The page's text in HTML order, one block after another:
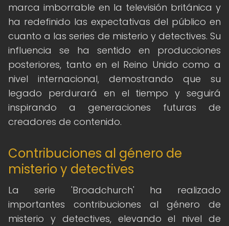
marca imborrable en la televisión británica y
ha redefinido las expectativas del público en
cuanto a las series de misterio y detectives. Su
influencia se ha sentido en producciones
posteriores, tanto en el Reino Unido como a
nivel internacional, demostrando que su
legado perdurará en el tiempo y seguirá
inspirando a generaciones futuras de
creadores de contenido.
Contribuciones al género de
misterio y detectives
La serie 'Broadchurch' ha realizado
importantes contribuciones al género de
misterio y detectives, elevando el nivel de